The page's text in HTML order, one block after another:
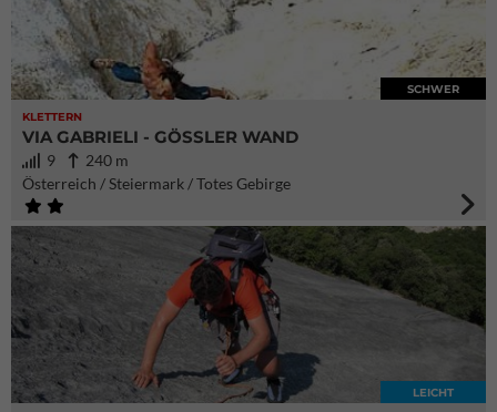
KLETTERN
SCHWER
VIA GABRIELI - GÖSSLER WAND
9
240 m
Österreich / Steiermark / Totes Gebirge
LEICHT